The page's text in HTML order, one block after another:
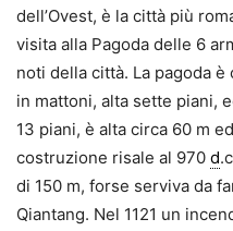
dell’Ovest, è la città più
visita alla Pagoda delle 6
noti della città. La pagoda
in mattoni, alta sette piani,
13 piani, è alta circa 60 m
costruzione risale al 970 d
di 150 m, forse serviva da
Qiantang. Nel 1121 un